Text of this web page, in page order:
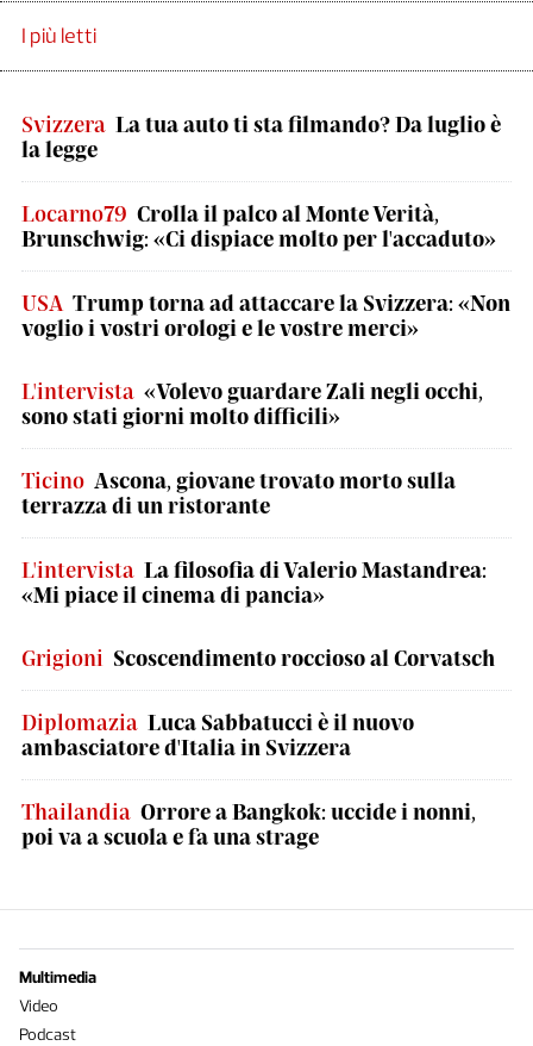
I più letti
Svizzera La tua auto ti sta filmando? Da luglio è
la legge
Locarno79 Crolla il palco al Monte Verità,
Brunschwig: «Ci dispiace molto per l'accaduto»
USA Trump torna ad attaccare la Svizzera: «Non
voglio i vostri orologi e le vostre merci»
L'intervista «Volevo guardare Zali negli occhi,
sono stati giorni molto difficili»
Ticino Ascona, giovane trovato morto sulla
terrazza di un ristorante
L'intervista La filosofia di Valerio Mastandrea:
«Mi piace il cinema di pancia»
Grigioni Scoscendimento roccioso al Corvatsch
Diplomazia Luca Sabbatucci è il nuovo
ambasciatore d'Italia in Svizzera
Thailandia Orrore a Bangkok: uccide i nonni,
poi va a scuola e fa una strage
Multimedia
Video
Podcast